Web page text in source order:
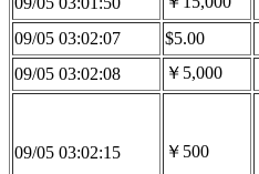
09/05 03:02:07 $5.00
09/05 03:02:08 ￥5,000
09/05 03:02:15 ￥500